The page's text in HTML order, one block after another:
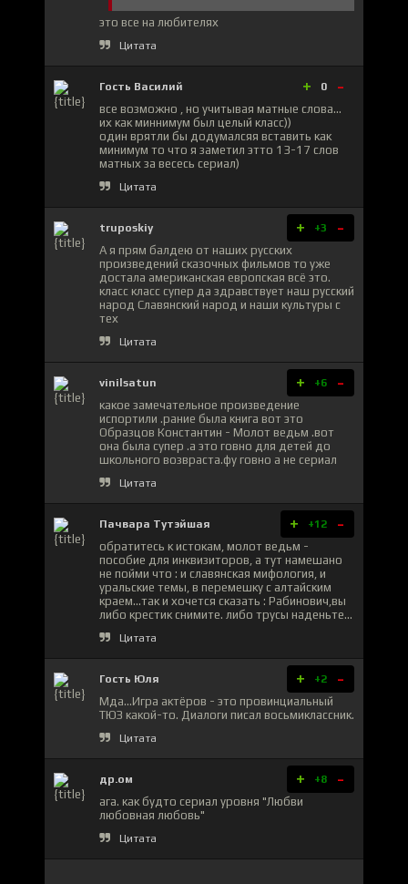
это все на любителях
Цитата
Гость Василий + 0 -
все возможно , но учитывая матные слова...
их как миннимум был целый класс))
один врятли бы додумалсяя вставить как
минимум то что я заметил этто 13-17 слов
матных за весесь сериал)
Цитата
truposkiy + +3 -
А я прям балдею от наших русских
произведений сказочных фильмов то уже
достала американская европская всё это.
класс класс супер да здравствует наш русский
народ Славянский народ и наши культуры с
тех
Цитата
vinilsatun + +6 -
какое замечательное произведение
испортили .рание была книга вот это
Образцов Константин - Молот ведьм .вот
она была супер .а это говно для детей до
школьного возвраста.фу говно а не сериал
Цитата
Пачвара Тутэйшая + +12 -
обратитесь к истокам, молот ведьм -
пособие для инквизиторов, а тут намешано
не пойми что : и славянская мифология, и
уральские темы, в перемешку с алтайским
краем...так и хочется сказать : Рабинович,вы
либо крестик снимите. либо трусы наденьте...
Цитата
Гость Юля + +2 -
Мда...Игра актёров - это провинциальный
ТЮЗ какой-то. Диалоги писал восьмиклассник.
Цитата
др.ом + +8 -
ага. как будто сериал уровня "Любви
любовная любовь"
Цитата